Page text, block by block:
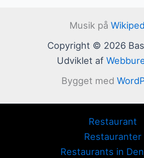
Musik på
Copyright © 2026
Udviklet af
Bygget med
Restaurant
Restauranter
Restaurants in